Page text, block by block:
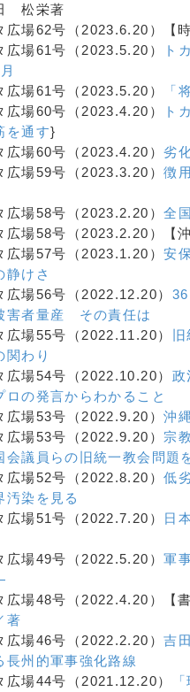
松栄著
広場62号（2023.6.20）【時
広場61号（2023.5.20）
ト
広場61号（2023.5.20）
「
広場60号（2023.4.20）
ト
を通す}
広場60号（2023.4.20）劣
広場59号（2023.3.20）徴
広場58号（2023.2.20）全
広場58号（2023.2.20）【
広場57号（2023.1.20）安
静けさ
広場56号（2022.12.20）
害者量産 その責任は
広場55号（2022.11.20）
関わり
広場54号（2022.10.20） 政
ロの発言からわかること
広場53号（2022.9.20）沖
広場53号（2022.9.20） 宗
議員らの旧統一教会問題
広場52号（2022.8.20）低
汚染を見る
広場51号（2022.7.20）
日
広場49号（2022.5.20）軍
広場48号（2022.4.20）【書
著
広場46号（2022.2.20）吉
長州的軍事強化路線
広場44号（2021.12.20）